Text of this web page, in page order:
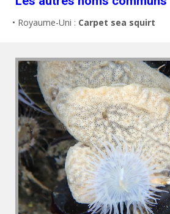
• Royaume-Uni : Carpet sea squirt